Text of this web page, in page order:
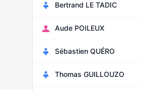
Bertrand LE TADIC
Aude POILEUX
Sébastien QUÉRO
Thomas GUILLOUZO